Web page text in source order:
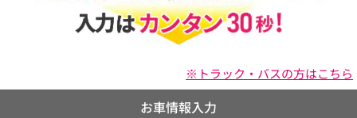
※トラック・バスの方はこちら
お車情報入力